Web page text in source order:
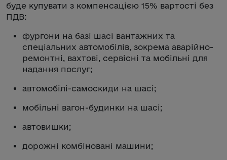
буде купувати з компенсацією 15% вартості без
ПДВ:
фургони на базі шасі вантажних та
спеціальних автомобілів, зокрема аварійно-
ремонтні, вахтові, сервісні та мобільні для
надання послуг;
автомобілі-самоскиди на шасі;
мобільні вагон-будинки на шасі;
автовишки;
дорожні комбіновані машини;